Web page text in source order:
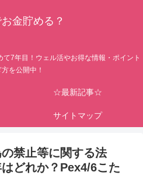
金貯める？
7年目！ウェル活やお得な情報・ポイント
を公開中！
☆最新記事☆
サイトマップ
の禁止等に関する法
どれか？Pex4/6こた